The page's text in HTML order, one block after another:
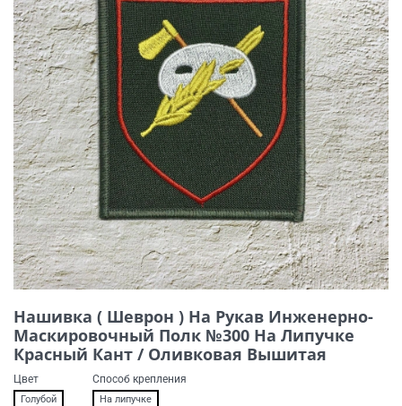
Нашивка ( Шеврон ) На Рукав Инженерно-
Маскировочный Полк №300 На Липучке
Красный Кант / Оливковая Вышитая
Цвет
Голубой
Способ крепления
На липучке